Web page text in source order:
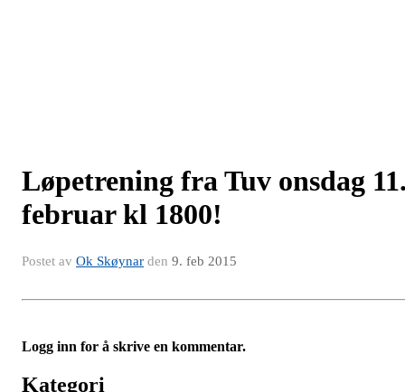
Løpetrening fra Tuv onsdag
februar kl 1800!
Postet av Ok Skøynar den 9. feb 2015
Logg inn for å skrive en kommentar.
Kategori